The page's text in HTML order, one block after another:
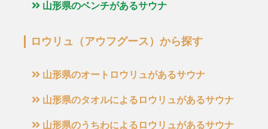
山形県のベンチがあるサウナ
ロウリュ（アウフグース）から探す
山形県のオートロウリュがあるサウナ
山形県のタオルによるロウリュがあるサウナ
山形県のうちわによるロウリュがあるサウナ